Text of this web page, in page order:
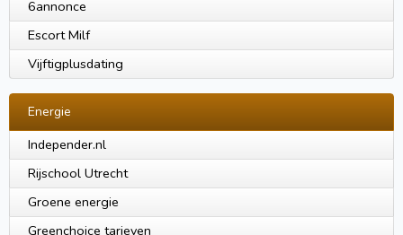
6annonce
Escort Milf
Vijftigplusdating
Energie
Independer.nl
Rijschool Utrecht
Groene energie
Greenchoice tarieven